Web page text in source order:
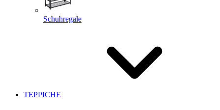
Schuhregale
TEPPICHE